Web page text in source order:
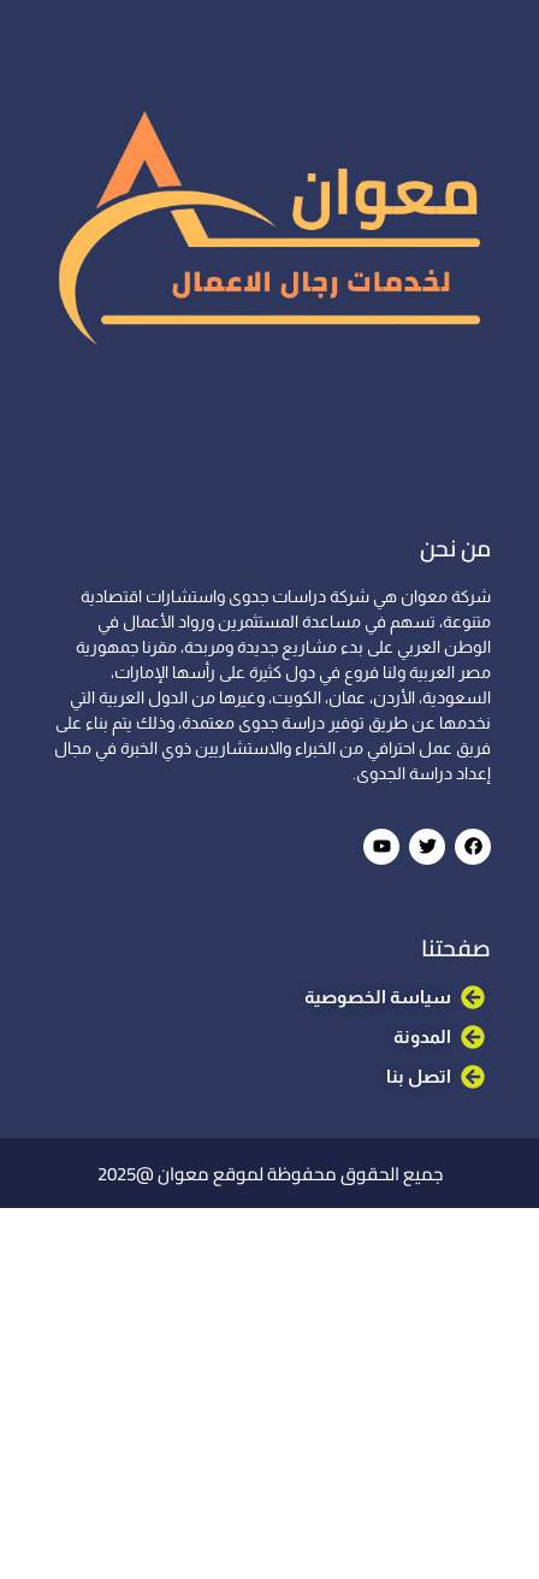
من نحن
شركة معوان هي شركة دراسات جدوى واستشارات اقتصادية
متنوعة، تسهم في مساعدة المستثمرين ورواد الأعمال في
الوطن العربي على بدء مشاريع جديدة ومربحة، مقرنا جمهورية
مصر العربية ولنا فروع في دول كثيرة على رأسها الإمارات،
السعودية، الأردن، عمان، الكويت، وغيرها من الدول العربية التي
نخدمها عن طريق توفير دراسة جدوى معتمدة، وذلك يتم بناء على
فريق عمل احترافي من الخبراء والاستشاريين ذوي الخبرة في مجال
إعداد دراسة الجدوى.
صفحتنا
سياسة الخصوصية
المدونة
اتصل بنا
جميع الحقوق محفوظة لموقع معوان @2025